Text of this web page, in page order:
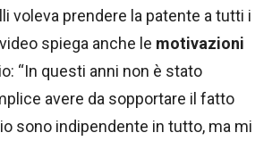
voleva prendere la patente a tutti i
spiega anche le motivazioni
“In questi anni non è stato
avere da sopportare il fatto
sono indipendente in tutto, ma mi